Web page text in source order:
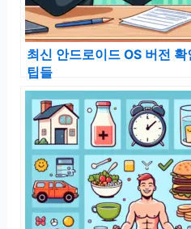
최신 안드로이드 OS 버전
팁들